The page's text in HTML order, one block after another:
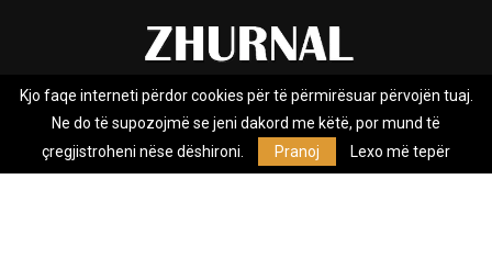
Rreth nesh Impresumi Marketing
Privacy Policy
Zhurnal.mk është Agjenci e Lajmeve e pavarur, e themeluar në vitin
Kjo faqe interneti përdor cookies për të përmirësuar përvojën tuaj.
Ne do të supozojmë se jeni dakord me këtë, por mund të
çregjistroheni nëse dëshironi.
Pranoj Lexo më tepër